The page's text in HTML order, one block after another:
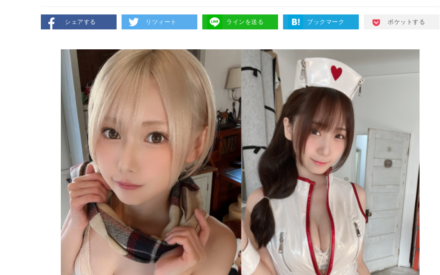
シェアする リツィート ラインを送る ブックマーク ポケットする